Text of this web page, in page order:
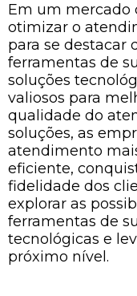
Em um mercado
otimizar o
para se destacar
ferramentas de
soluções
valiosos para
qualidade do
soluções, as
atendimento
eficiente,
fidelidade dos
explorar as
ferramentas de
tecnológicas e
próximo nível.